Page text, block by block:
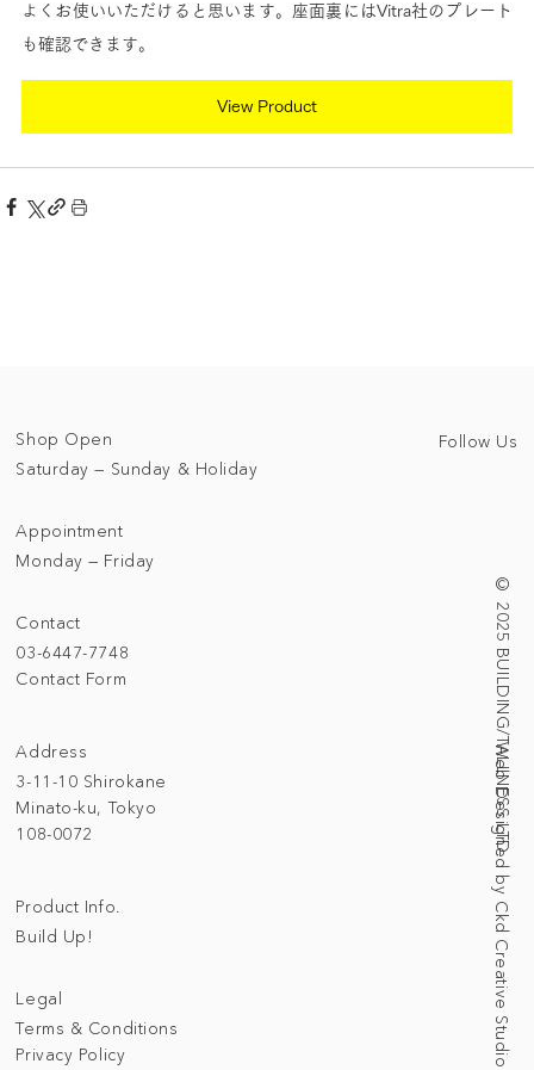
よくお使いいただけると思います。座面裏にはVitra社のプレート
も確認できます。
View Product
Address
3-11-10 Shirokane
Minato-ku, Tokyo
108-0072
© 2025 BUILDING/TALLNESS LTD.
Web Designed by Ckd Creative Studio
Contact
03-6447-7748
Contact Form
Shop Open
Saturday — Sunday & Holiday
Appointment
Monday — Friday
Legal
Terms & Conditions
Privacy Policy
Product Info.
Build Up!
Follow Us